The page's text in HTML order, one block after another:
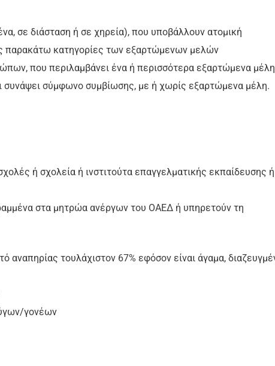
σε διάσταση ή σε χηρεία), που υποβάλλουν ατομική
παρακάτω κατηγορίες των εξαρτώμενων μελών
που περιλαμβάνει ένα ή περισσότερα εξαρτώμενα
συνάψει σύμφωνο συμβίωσης, με ή χωρίς εξαρτώμενα μέλη.
ή σχολεία ή ινστιτούτα επαγγελματικής εκπαίδευσης ή
στα μητρώα ανέργων του ΟΑΕΔ ή υπηρετούν τη
τουλάχιστον 67% εφόσον είναι άγαμα,
γονέων